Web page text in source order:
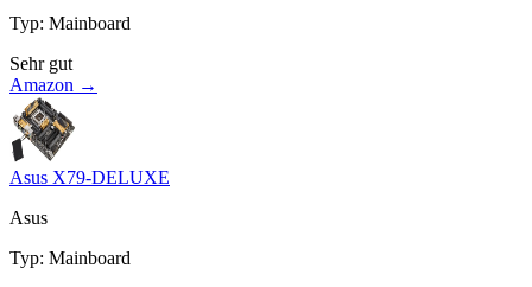
Typ: Mainboard
Sehr gut
Amazon →
Asus X79-DELUXE
Asus
Typ: Mainboard